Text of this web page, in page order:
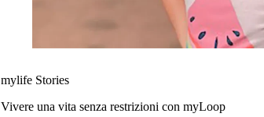
mylife Stories
Vivere una vita senza restrizioni con myLoop